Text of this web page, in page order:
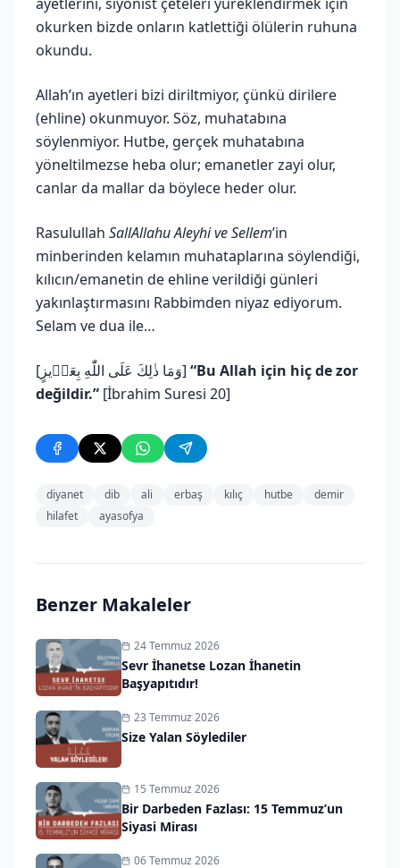
okurken bizde onların katlettiği ölülerin ruhuna
okundu.
Allah’ın ayetleri bizi diriltmiyor, çünkü dirilere
(ehline) okunmuyor. Söz, muhatabına
söylenmiyor. Hutbe, gerçek muhatabına
yöneltilmezse heba olur; emanetler zayi olur,
canlar da mallar da böylece heder olur.
Rasulullah SallAllahu Aleyhi ve Sellem’in
minberinden kelamın muhataplarına söylendiği,
kılıcın/emanetin de ehline verildiği günleri
yakınlaştırmasını Rabbimden niyaz ediyorum.
Selam ve dua ile…
[وَمَا ذٰلِكَ عَلَى اللّٰهِ بِعَز۪يزٍ] “Bu Allah için hiç de zor
değildir.” [İbrahim Suresi 20]
diyanet dib ali erbaş kılıç hutbe
demir
hilafet
ayasofya
Benzer Makaleler
24 Temmuz 2026
Sevr İhanetse Lozan İhanetin
Başyapıtıdır!
23 Temmuz 2026
Size Yalan Söylediler
15 Temmuz 2026
Bir Darbeden Fazlası: 15 Temmuz’un
Siyasi Mirası
06 Temmuz 2026